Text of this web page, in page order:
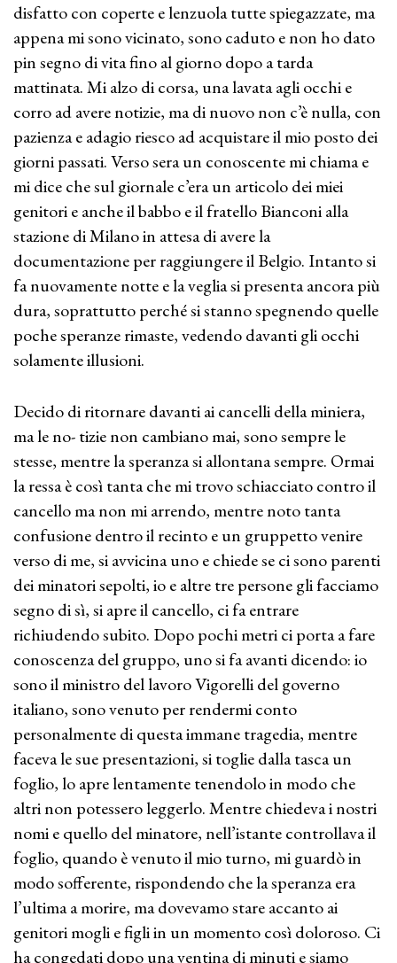
disfatto con coperte e lenzuola tutte spiegazzate, ma
appena mi sono vicinato, sono caduto e non ho dato
pin segno di vita fino al giorno dopo a tarda
mattinata. Mi alzo di corsa, una lavata agli occhi e
corro ad avere notizie, ma di nuovo non c’è nulla, con
pazienza e adagio riesco ad acquistare il mio posto dei
giorni passati. Verso sera un conoscente mi chiama e
mi dice che sul giornale c’era un articolo dei miei
genitori e anche il babbo e il fratello Bianconi alla
stazione di Milano in attesa di avere la
documentazione per raggiungere il Belgio. Intanto si
fa nuovamente notte e la veglia si presenta ancora più
dura, soprattutto perché si stanno spegnendo quelle
poche speranze rimaste, vedendo davanti gli occhi
solamente illusioni.
Decido di ritornare davanti ai cancelli della miniera,
ma le no- tizie non cambiano mai, sono sempre le
stesse, mentre la speranza si allontana sempre. Ormai
la ressa è così tanta che mi trovo schiacciato contro il
cancello ma non mi arrendo, mentre noto tanta
confusione dentro il recinto e un gruppetto venire
verso di me, si avvicina uno e chiede se ci sono parenti
dei minatori sepolti, io e altre tre persone gli facciamo
segno di sì, si apre il cancello, ci fa entrare
richiudendo subito. Dopo pochi metri ci porta a fare
conoscenza del gruppo, uno si fa avanti dicendo: io
sono il ministro del lavoro Vigorelli del governo
italiano, sono venuto per rendermi conto
personalmente di questa immane tragedia, mentre
faceva le sue presentazioni, si toglie dalla tasca un
foglio, lo apre lentamente tenendolo in modo che
altri non potessero leggerlo. Mentre chiedeva i nostri
nomi e quello del minatore, nell’istante controllava il
foglio, quando è venuto il mio turno, mi guardò in
modo sofferente, rispondendo che la speranza era
l’ultima a morire, ma dovevamo stare accanto ai
genitori mogli e figli in un momento così doloroso. Ci
ha congedati dopo una ventina di minuti e siamo